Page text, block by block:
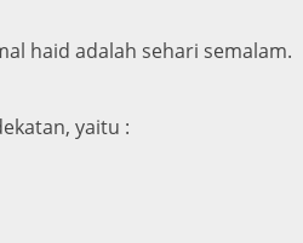
haid adalah sehari semalam.
yaitu :